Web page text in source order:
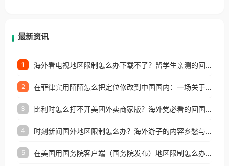
最新资讯
1 海外看电视地区限制怎么办下载不了？留学生亲测的回国加速方案（附2026世界杯观赛技巧）
2 在菲律宾用陌陌怎么把定位修改到中国国内：一场关于归属感与连接的探索
3 比利时怎么打不开美团外卖商家版？海外党必看的回国加速全攻略
4 时刻新闻国外地区限制怎么办？海外游子的内容乡愁与破局之路
5 在美国用国务院客户端（国务院发布）地区限制怎么办？3步解决海外看国内内容难题